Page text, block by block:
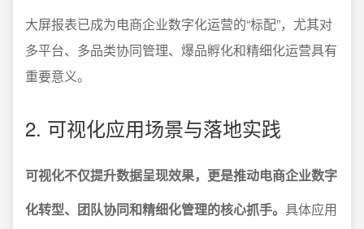
大屏报表已成为电商企业数字化运营的“标配”，尤其对
多平台、多品类协同管理、爆品孵化和精细化运营具有
重要意义。
2. 可视化应用场景与落地实践
可视化不仅提升数据呈现效果，更是推动电商企业数字
化转型、团队协同和精细化管理的核心抓手。 具体应用